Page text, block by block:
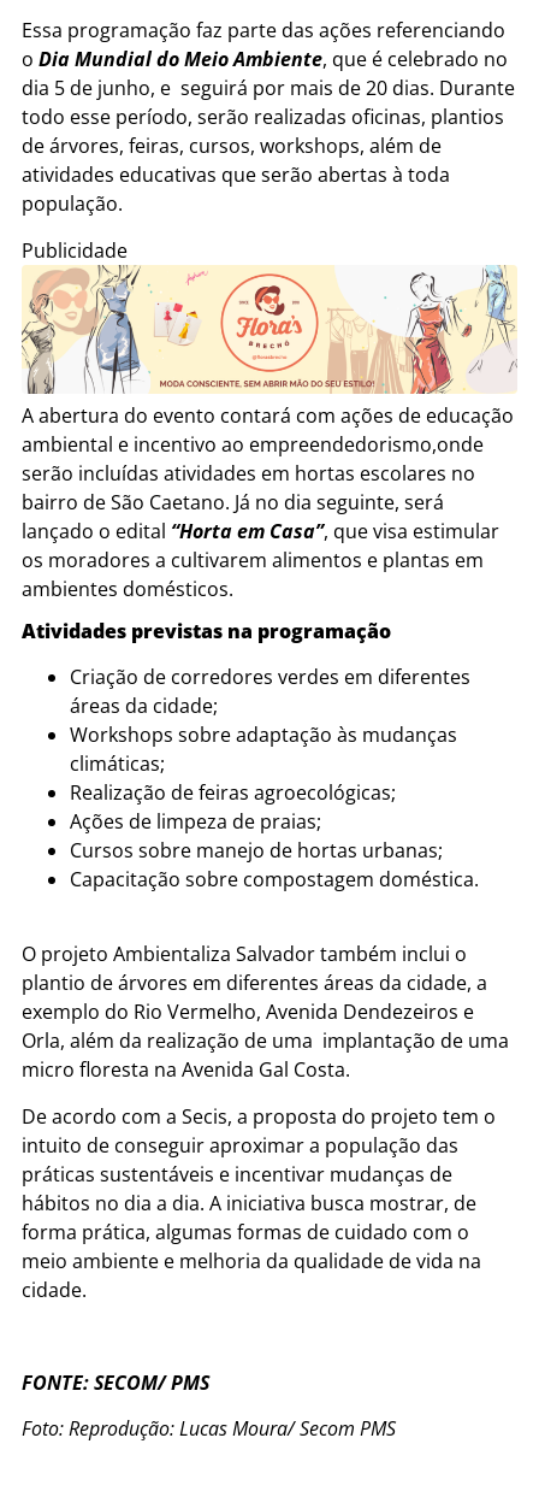
Essa programação faz parte das ações referenciando
o Dia Mundial do Meio Ambiente, que é celebrado no
dia 5 de junho, e seguirá por mais de 20 dias. Durante
todo esse período, serão realizadas oficinas, plantios
de árvores, feiras, cursos, workshops, além de
atividades educativas que serão abertas à toda
população.
Publicidade
A abertura do evento contará com ações de educação
ambiental e incentivo ao empreendedorismo,onde
serão incluídas atividades em hortas escolares no
bairro de São Caetano. Já no dia seguinte, será
lançado o edital “Horta em Casa”, que visa estimular
os moradores a cultivarem alimentos e plantas em
ambientes domésticos.
Atividades previstas na programação
Criação de corredores verdes em diferentes
áreas da cidade;
Workshops sobre adaptação às mudanças
climáticas;
Realização de feiras agroecológicas;
Ações de limpeza de praias;
Cursos sobre manejo de hortas urbanas;
Capacitação sobre compostagem doméstica.
O projeto Ambientaliza Salvador também inclui o
plantio de árvores em diferentes áreas da cidade, a
exemplo do Rio Vermelho, Avenida Dendezeiros e
Orla, além da realização de uma implantação de uma
micro floresta na Avenida Gal Costa.
De acordo com a Secis, a proposta do projeto tem o
intuito de conseguir aproximar a população das
práticas sustentáveis e incentivar mudanças de
hábitos no dia a dia. A iniciativa busca mostrar, de
forma prática, algumas formas de cuidado com o
meio ambiente e melhoria da qualidade de vida na
cidade.
FONTE: SECOM/ PMS
Foto: Reprodução: Lucas Moura/ Secom PMS